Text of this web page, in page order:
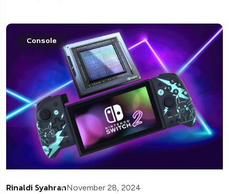
Console
Rinaldi SyahranNovember 28, 2024